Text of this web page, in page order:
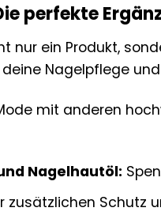
perfekte
nur ein Produkt,
Nagelpflege
mit anderen
Nagelhautöl:
zusätzlichen Schutz